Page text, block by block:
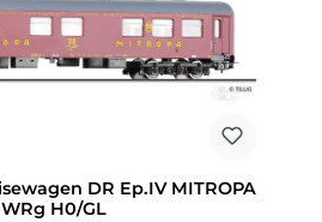
DR Ep.IV MITROPA
WRg H0/GL